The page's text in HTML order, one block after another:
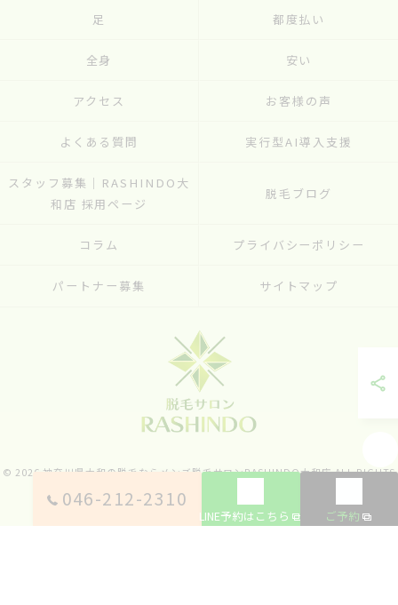
046-212-2310
LINE予約はこちら ご予約
足 都度払い
全身 安い
アクセス お客様の声
よくある質問 実行型AI導入支援
スタッフ募集｜RASHINDO大
和店 採用ページ
脱毛ブログ
コラム プライバシーポリシー
パートナー募集 サイトマップ
© 2026 神奈川県大和の脱毛ならメンズ脱毛サロンRASHINDO大和店 ALL RIGHTS
RESERVED.